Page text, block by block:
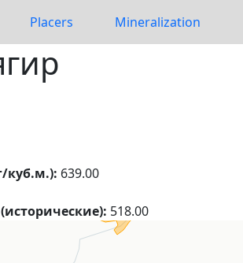
Placers Mineralization
куб.м.): 639.00
518.00